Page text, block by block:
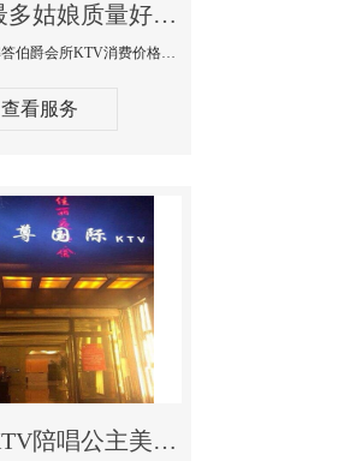
洋县妹子最多姑娘质量好的真空夜总会KTV-伯爵会所KTV消费点评
本文详细为你解答伯爵会所KTV消费价格点评，更多关于妹子最多姑娘质量好的真空夜总会KTV免费咨询1312 0333301微信同步！
查看服务
洋县荤的KTV陪唱公主美女哪家最多-至尊国际KTV会所消费价格